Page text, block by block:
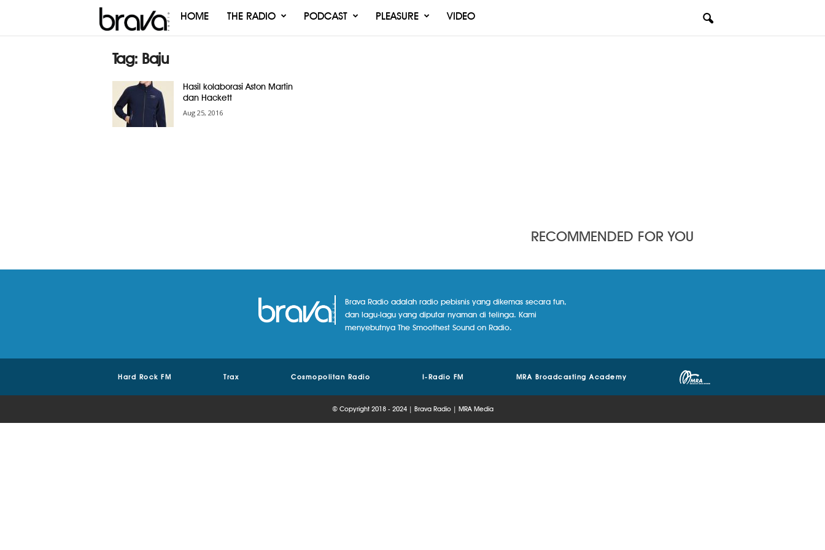
Brava
HOME THE RADIO PODCAST PLEASURE VIDEO
Tag: Baju
Hasil kolaborasi Aston Martin
dan Hackett
Aug 25, 2016
RECOMMENDED FOR YOU
Brava Radio adalah radio pebisnis yang dikemas secara fun,
dan lagu-lagu yang diputar nyaman di telinga. Kami
menyebutnya The Smoothest Sound on Radio.
Hard Rock FM Trax Cosmopolitan Radio I-Radio FM MRA Broadcasting Academy
© Copyright 2018 - 2024 | Brava Radio | MRA Media